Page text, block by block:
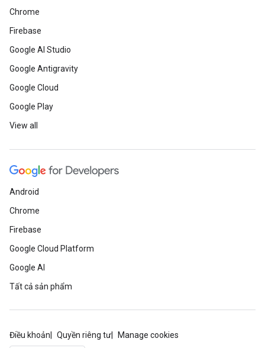
Chrome
Firebase
Google AI Studio
Google Antigravity
Google Cloud
Google Play
View all
Android
Chrome
Firebase
Google Cloud Platform
Google AI
Tất cả sản phẩm
Điều khoản Quyền riêng tư Manage cookies